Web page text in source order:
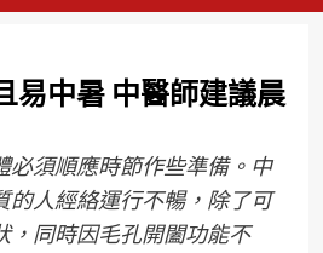
易中暑 中醫師建議晨
必須順應時節作些準備。中
的人經絡運行不暢，除了可
，同時因毛孔開闔功能不